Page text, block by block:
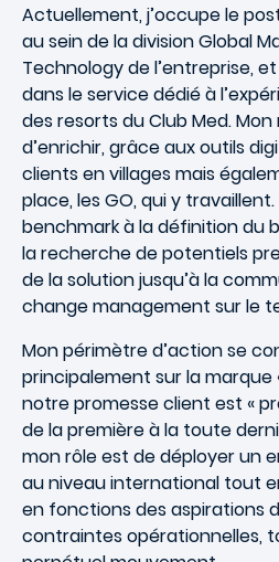
Actuellement, j’occupe le
au sein de la division Global
Technology de l’entreprise,
dans le service dédié à
des resorts du Club Med.
d’enrichir, grâce aux outils
clients en villages mais
place, les GO, qui y
benchmark à la définition du
la recherche de potentiels
de la solution jusqu’à la
change management sur le
Mon périmètre d’action se
principalement sur la marque
notre promesse client est «
de la première à la toute
mon rôle est de déployer un
au niveau international tout
en fonctions des aspirations
contraintes opérationnelles,